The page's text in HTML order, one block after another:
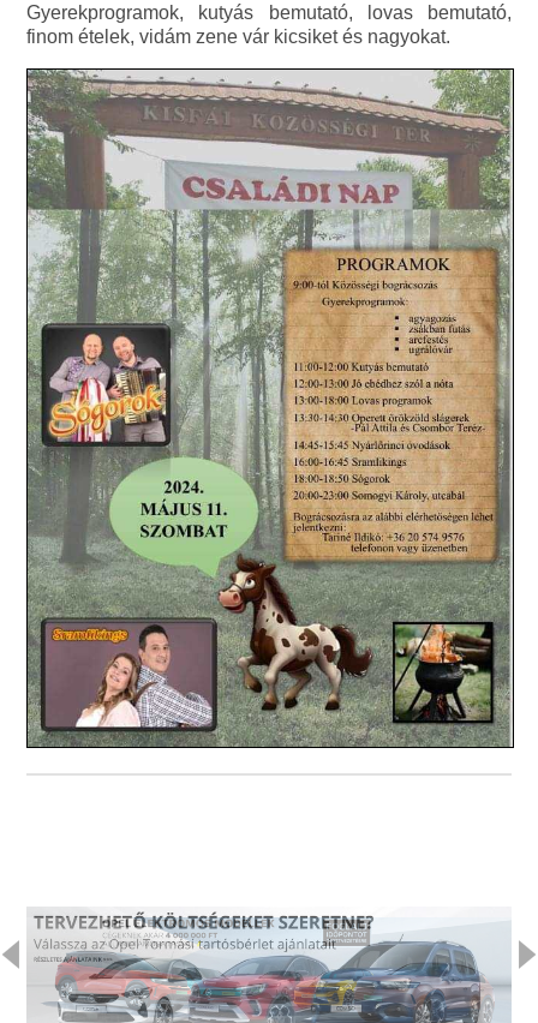
Gyerekprogramok, kutyás bemutató, lovas bemutató,
finom ételek, vidám zene vár kicsiket és nagyokat.